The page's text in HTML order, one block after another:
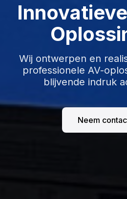
Wij ontwerpen en
professionele AV-
blijvende indruk
Neem